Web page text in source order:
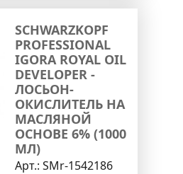
SCHWARZKOPF
PROFESSIONAL
IGORA ROYAL OIL
DEVELOPER -
ЛОСЬОН-
ОКИСЛИТЕЛЬ НА
МАСЛЯНОЙ
ОСНОВЕ 6% (1000
МЛ)
Арт.: SMr-1542186